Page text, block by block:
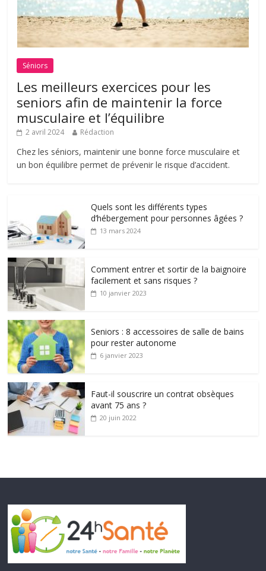
Séniors
Les meilleurs exercices pour les
seniors afin de maintenir la force
musculaire et l’équilibre
2 avril 2024 Rédaction
Chez les séniors, maintenir une bonne force musculaire et
un bon équilibre permet de prévenir le risque d’accident.
Quels sont les différents types
d’hébergement pour personnes âgées ?
13 mars 2024
Comment entrer et sortir de la baignoire
facilement et sans risques ?
10 janvier 2023
Seniors : 8 accessoires de salle de bains
pour rester autonome
6 janvier 2023
Faut-il souscrire un contrat obsèques
avant 75 ans ?
20 juin 2022